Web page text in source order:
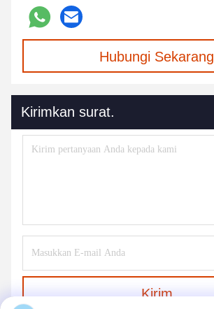
Hubungi Sekarang
Kirimkan surat.
Kirim